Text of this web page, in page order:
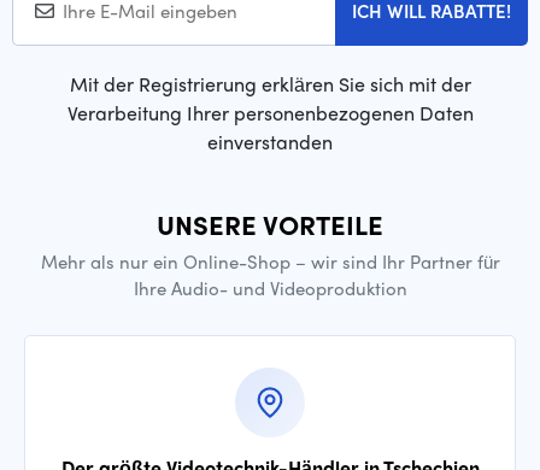
ICH WILL RABATTE!
Mit der Registrierung erklären Sie sich mit der
Verarbeitung Ihrer personenbezogenen Daten
einverstanden
UNSERE VORTEILE
Mehr als nur ein Online-Shop – wir sind Ihr Partner für
Ihre Audio- und Videoproduktion